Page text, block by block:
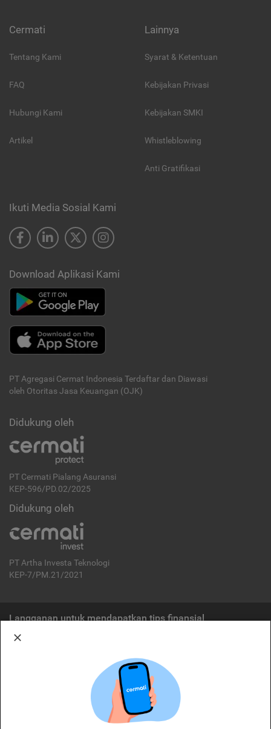
Cermati
Tentang Kami
FAQ
Hubungi Kami
Artikel
Lainnya
Syarat & Ketentuan
Kebijakan Privasi
Kebijakan SMKI
Whistleblowing
Anti Gratifikasi
Ikuti Media Sosial Kami
Download Aplikasi Kami
PT Agregasi Cermat Indonesia Terdaftar dan Diawasi
oleh Otoritas Jasa Keuangan (OJK)
Didukung oleh
PT Cermati Pialang Asuransi
KEP-596/PD.02/2025
Didukung oleh
PT Artha Investa Teknologi
KEP-7/PM.21/2021
Langganan untuk mendapatkan tips finansial
Cermati merupakan penyelenggara agregasi jasa keuangan yang terdaftar di
OJK. Oleh karena itu, produk dan/atau layanan jasa keuangan yang
ditawarkan bukan merupakan produk dan/atau layanan jasa keuangan yang
diterbitkan oleh Cermati dan Cermati tidak bertanggung jawab atas tuntutan